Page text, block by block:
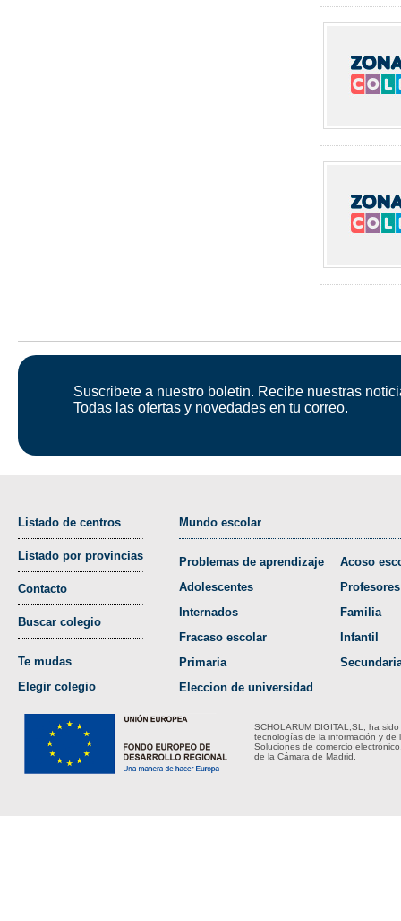
Suscribete a nuestro boletin. Recibe nuestras
Todas las ofertas y novedades en tu correo.
Listado de centros
Listado por provincias
Contacto
Buscar colegio
Te mudas
Elegir colegio
Mundo escolar
Problemas de aprendizaje
Adolescentes
Internados
Fracaso escolar
Primaria
Eleccion de universidad
Acoso
Profesores
Familia
Infantil
SCHOLARUM DIGITAL,SL, ha
tecnologías de la información y de
Soluciones de comercio
de la Cámara de Madrid.